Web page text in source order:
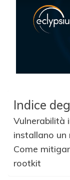
Indice
Vulnerabilità
installano un
Come
rootkit